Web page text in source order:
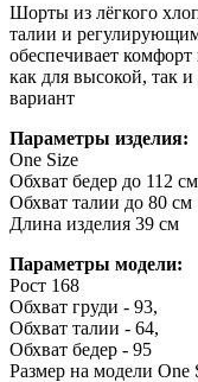
Шорты из лёгкого
талии и
обеспечивает
как для высокой, так
вариант
Параметры изделия:
One Size
Обхват бедер до 112 см
Обхват талии до 80 см
Длина изделия 39 см
Параметры модели:
Рост 168
Обхват груди - 93,
Обхват талии - 64,
Обхват бедер - 95
Размер на модели One